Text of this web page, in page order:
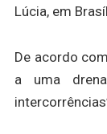
Lúcia, em
De acordo
a uma